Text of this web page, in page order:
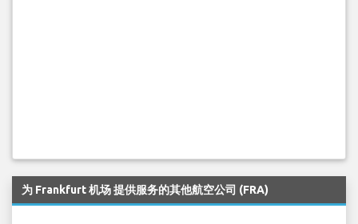
为 Frankfurt 机场 提供服务的其他航空公司 (FRA)